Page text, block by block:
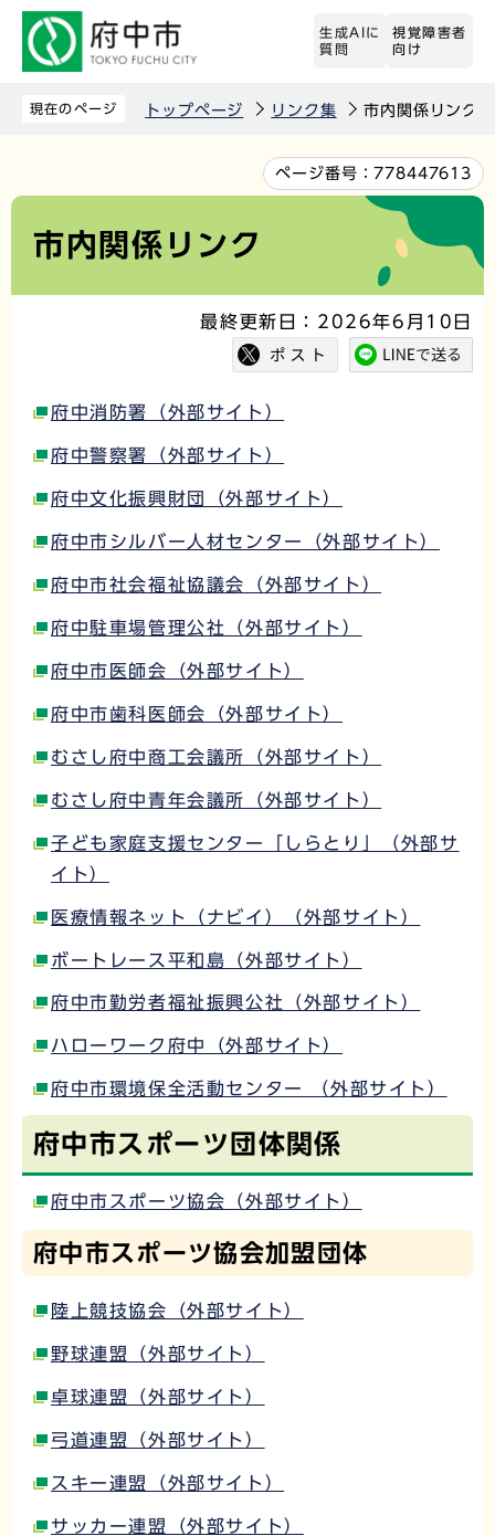
先
す
生成AIに
質問
視覚障害者
向け
現在のページ トップページ リンク集 市内関係リンク
文
か
ページ番号：778447613
市内関係リンク
最終更新日：2026年6月10日
府中消防署（外部サイト）
府中警察署（外部サイト）
府中文化振興財団（外部サイト）
府中市シルバー人材センター（外部サイト）
府中市社会福祉協議会（外部サイト）
府中駐車場管理公社（外部サイト）
府中市医師会（外部サイト）
府中市歯科医師会（外部サイト）
むさし府中商工会議所（外部サイト）
むさし府中青年会議所（外部サイト）
子ども家庭支援センター「しらとり」（外部サ
イト）
医療情報ネット（ナビイ）（外部サイト）
ボートレース平和島（外部サイト）
府中市勤労者福祉振興公社（外部サイト）
ハローワーク府中（外部サイト）
府中市環境保全活動センター （外部サイト）
府中市スポーツ団体関係
府中市スポーツ協会（外部サイト）
府中市スポーツ協会加盟団体
陸上競技協会（外部サイト）
野球連盟（外部サイト）
卓球連盟（外部サイト）
弓道連盟（外部サイト）
スキー連盟（外部サイト）
サッカー連盟（外部サイト）